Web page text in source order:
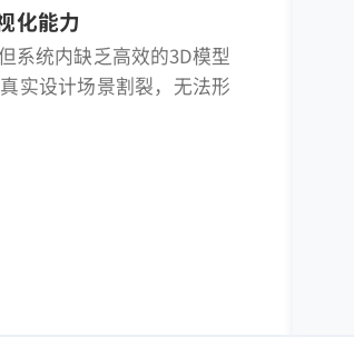
化能力
系统内缺乏高效的3D模型
实设计场景割裂，无法形